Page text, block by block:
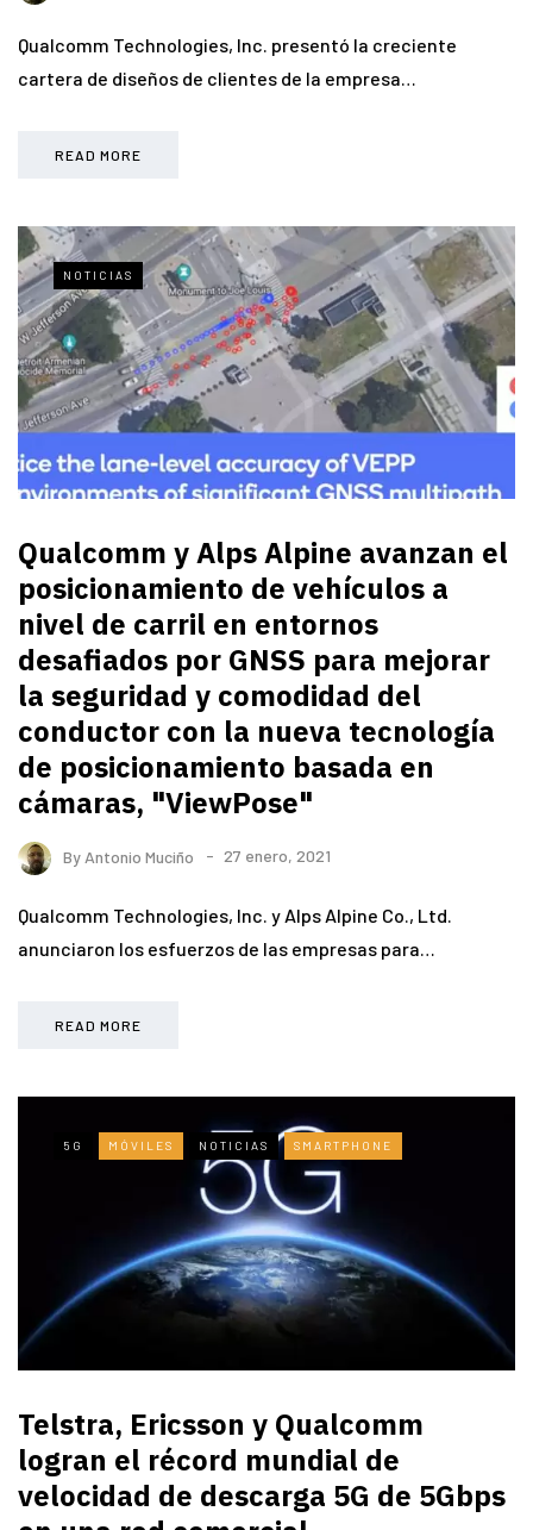
Qualcomm Technologies, Inc. presentó la creciente
cartera de diseños de clientes de la empresa…
READ MORE
NOTICIAS
Qualcomm y Alps Alpine avanzan el
posicionamiento de vehículos a
nivel de carril en entornos
desafiados por GNSS para mejorar
la seguridad y comodidad del
conductor con la nueva tecnología
de posicionamiento basada en
cámaras, "ViewPose"
By Antonio Muciño 27 enero, 2021
Qualcomm Technologies, Inc. y Alps Alpine Co., Ltd.
anunciaron los esfuerzos de las empresas para…
READ MORE
5G MÓVILES NOTICIAS SMARTPHONE
Telstra, Ericsson y Qualcomm
logran el récord mundial de
velocidad de descarga 5G de 5Gbps